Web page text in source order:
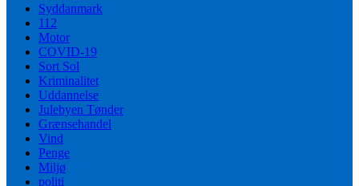
Syddanmark
112
Motor
COVID-19
Sort Sol
Kriminalitet
Uddannelse
Julebyen Tønder
Grænsehandel
Vind
Penge
Miljø
politi